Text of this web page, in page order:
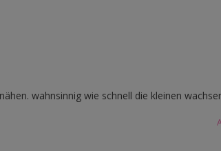
wahnsinnig wie schnell die kleinen